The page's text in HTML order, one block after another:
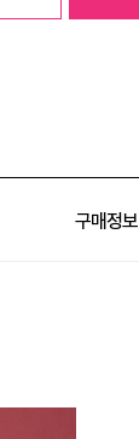
구매정보